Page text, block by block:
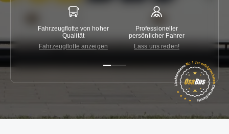
Fahrzeugflotte von hoher
Qualität
Fahrzeugflotte anzeigen
Professioneller
persönlicher Fahrer
Lass uns reden!